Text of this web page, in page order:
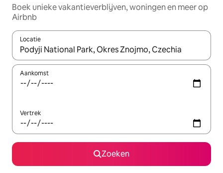
Boek unieke vakantieverblijven, woningen en meer op
Airbnb
Locatie
Wanneer er suggesties beschikbaar zijn, maak je een keuze
Aankomst
Vertrek
Zoeken